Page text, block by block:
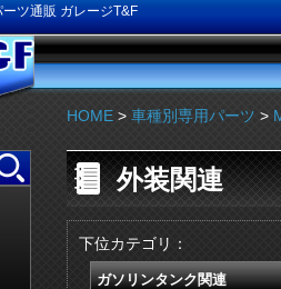
ツ通販 ガレージT&F
HOME > 車種別専用パーツ >
外装関連
下位カテゴリ：
ガソリンタンク関連